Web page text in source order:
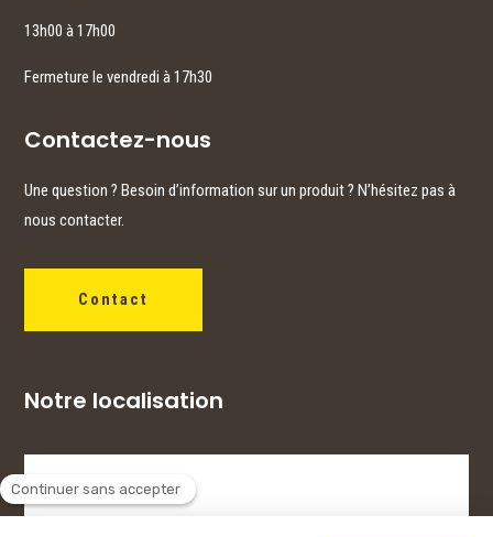
13h00 à 17h00
Fermeture le vendredi à 17h30
Contactez-nous
Une question ? Besoin d’information sur un produit ? N’hésitez pas à
nous contacter.
Contact
Notre localisation